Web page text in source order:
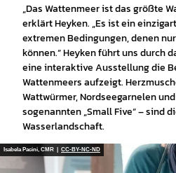
„Das Wattenmeer ist das größte
erklärt Heyken. „Es ist ein
extremen Bedingungen, denen
können.“ Heyken führt uns durch
eine interaktive Ausstellung die
Wattenmeers aufzeigt.
Wattwürmer, Nordseegarnelen
sogenannten „Small Five“ – sind
Wasserlandschaft.
Isabela Pacini, CMR | CC-BY-NC-ND